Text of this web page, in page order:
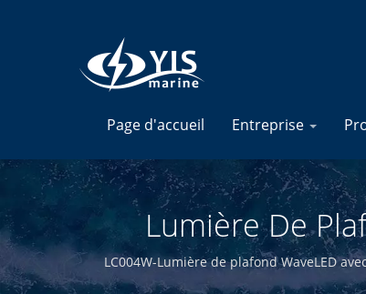
Page d'accueil Entreprise
Lumière De
Marins -
LC004W-Lumière de plafond WaveLED
et électroniques marins de haute